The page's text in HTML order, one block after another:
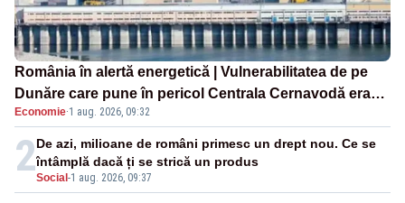
România în alertă energetică | Vulnerabilitatea de pe
Dunăre care pune în pericol Centrala Cernavodă era
cunoscută de pe vremea lui Ceaușescu
Economie·1 aug. 2026, 09:32
2Social -1 aug. 2026, 09:37
De azi, milioane de români primesc un drept nou. Ce se
întâmplă dacă ți se strică un produs